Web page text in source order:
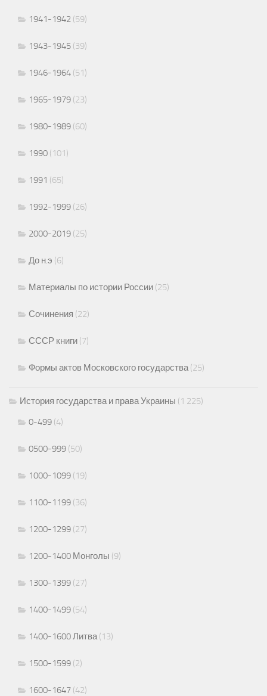
1941-1942 (59)
1943-1945 (39)
1946-1964 (51)
1965-1979 (23)
1980-1989 (60)
1990 (101)
1991 (65)
1992-1999 (26)
2000-2019 (25)
До н.э (6)
Материалы по истории России (25)
Сочинения (22)
СССР книги (7)
Формы актов Московского государства(25)
История государства и права Украины (1 225)
0-499 (4)
0500-999 (50)
1000-1099 (19)
1100-1199 (36)
1200-1299 (27)
1200-1400 Монголы (9)
1300-1399 (27)
1400-1499 (54)
1400-1600 Литва(13)
1500-1599 (2)
1600-1647 (42)